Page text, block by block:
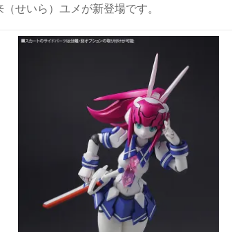
せいら）ユメが新登場です。